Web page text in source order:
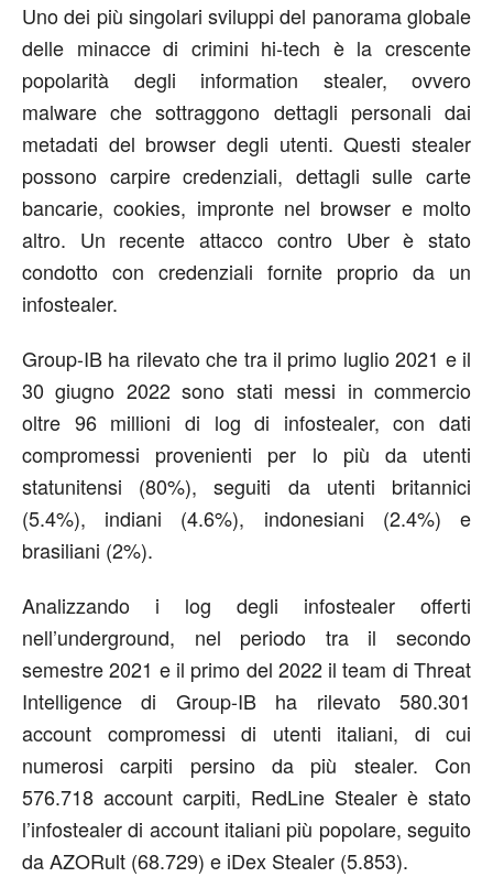
Uno dei più singolari sviluppi del panorama globale
delle minacce di crimini hi-tech è la crescente
popolarità degli information stealer, ovvero
malware che sottraggono dettagli personali dai
metadati del browser degli utenti. Questi stealer
possono carpire credenziali, dettagli sulle carte
bancarie, cookies, impronte nel browser e molto
altro. Un recente attacco contro Uber è stato
condotto con credenziali fornite proprio da un
infostealer.
Group-IB ha rilevato che tra il primo luglio 2021 e il
30 giugno 2022 sono stati messi in commercio
oltre 96 millioni di log di infostealer, con dati
compromessi provenienti per lo più da utenti
statunitensi (80%), seguiti da utenti britannici
(5.4%), indiani (4.6%), indonesiani (2.4%) e
brasiliani (2%).
Analizzando i log degli infostealer offerti
nell’underground, nel periodo tra il secondo
semestre 2021 e il primo del 2022 il team di Threat
Intelligence di Group-IB ha rilevato 580.301
account compromessi di utenti italiani, di cui
numerosi carpiti persino da più stealer. Con
576.718 account carpiti, RedLine Stealer è stato
l’infostealer di account italiani più popolare, seguito
da AZORult (68.729) e iDex Stealer (5.853).